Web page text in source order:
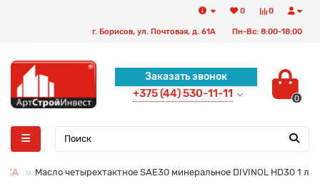
0
0
г. Борисов, ул. Почтовая, д. 61А Пн-Вс: 8:00-18:00
Заказать звонок
+375 (44) 530-11-11 0
Масло четырехтактное SAE30 минеральное DIVINOL HD30 1 л